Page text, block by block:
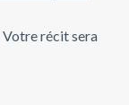
Votre récit sera